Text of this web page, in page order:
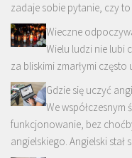
zadaje sobie pytanie, czy
Wieczne
Wielu ludzi nie lubi
za bliskimi zmarłymi
Gdzie się uczyć
We współczesnym
funkcjonowanie, bez
angielskiego. Angielski stał